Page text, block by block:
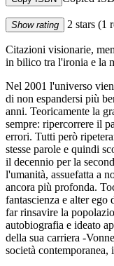
Show rating 2 stars (1
Citazioni visionarie,
in bilico tra l'ironia e la
Nel 2001 l'universo
di non espandersi più
anni. Teoricamente la
sempre: ripercorrere il
errori. Tutti però
stesse parole e quindi
il decennio per la
l'umanità, assuefatta a
ancora più profonda.
fantascienza e alter
far rinsavire la
autobiografia e ideato
della sua carriera -
società